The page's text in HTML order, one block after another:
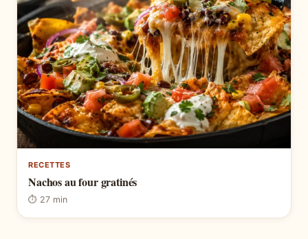
RECETTES
Nachos au four gratinés
⏱ 27 min